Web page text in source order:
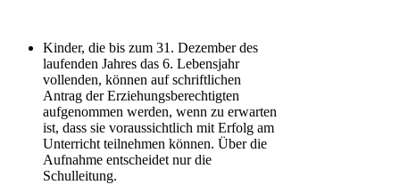
Kinder, die bis zum 31. Dezember des
laufenden Jahres das 6. Lebensjahr
vollenden, können auf schriftlichen
Antrag der Erziehungsberechtigten
aufgenommen werden, wenn zu erwarten
ist, dass sie voraussichtlich mit Erfolg am
Unterricht teilnehmen können. Über die
Aufnahme entscheidet nur die
Schulleitung.